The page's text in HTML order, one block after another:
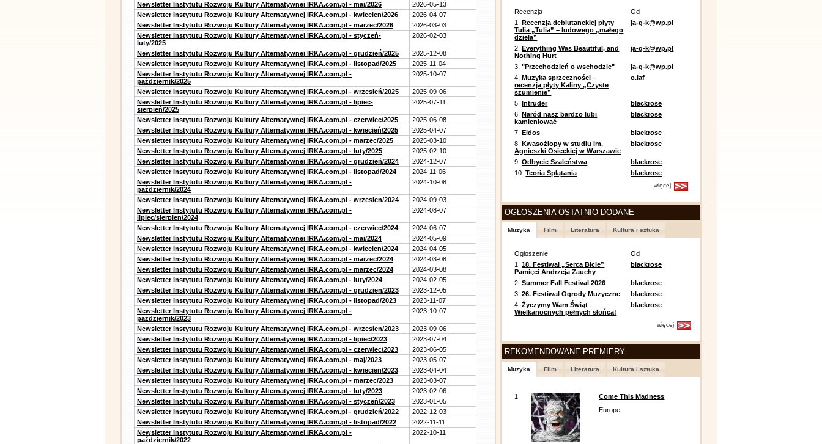
Newsletter Instytutu Rozwoju Kultury Alternatywnej IRKA.com.pl - maj/2026
2026-05-13
Newsletter Instytutu Rozwoju Kultury Alternatywnej IRKA.com.pl - kwiecien/2026
2026-04-07
Newsletter Instytutu Rozwoju Kultury Alternatywnej IRKA.com.pl - marzec/2026
2026-03-03
Newsletter Instytutu Rozwoju Kultury Alternatywnej IRKA.com.pl - styczeń-
luty/2025
2026-02-03
Newsletter Instytutu Rozwoju Kultury Alternatywnej IRKA.com.pl - grudzień/2025
2025-12-08
Newsletter Instytutu Rozwoju Kultury Alternatywnej IRKA.com.pl - listopad/2025
2025-11-04
Newsletter Instytutu Rozwoju Kultury Alternatywnej IRKA.com.pl -
październik/2025
2025-10-07
Newsletter Instytutu Rozwoju Kultury Alternatywnej IRKA.com.pl - wrzesień/2025
2025-09-06
Newsletter Instytutu Rozwoju Kultury Alternatywnej IRKA.com.pl - lipiec-
sierpień/2025
2025-07-11
Newsletter Instytutu Rozwoju Kultury Alternatywnej IRKA.com.pl - czerwiec/2025
2025-06-08
Newsletter Instytutu Rozwoju Kultury Alternatywnej IRKA.com.pl - kwiecień/2025
2025-04-07
Newsletter Instytutu Rozwoju Kultury Alternatywnej IRKA.com.pl - marzec/2025
2025-03-10
Newsletter Instytutu Rozwoju Kultury Alternatywnej IRKA.com.pl - luty/2025
2025-02-10
Newsletter Instytutu Rozwoju Kultury Alternatywnej IRKA.com.pl - grudzień/2024
2024-12-07
Newsletter Instytutu Rozwoju Kultury Alternatywnej IRKA.com.pl - listopad/2024
2024-11-06
Newsletter Instytutu Rozwoju Kultury Alternatywnej IRKA.com.pl -
październik/2024
2024-10-08
Newsletter Instytutu Rozwoju Kultury Alternatywnej IRKA.com.pl - wrzesien/2024
2024-09-03
Newsletter Instytutu Rozwoju Kultury Alternatywnej IRKA.com.pl -
lipiec/sierpien/2024
2024-08-07
Newsletter Instytutu Rozwoju Kultury Alternatywnej IRKA.com.pl - czerwiec/2024
2024-06-07
Newsletter Instytutu Rozwoju Kultury Alternatywnej IRKA.com.pl - maj/2024
2024-05-09
Newsletter Instytutu Rozwoju Kultury Alternatywnej IRKA.com.pl - kwiecien/2024
2024-04-05
Newsletter Instytutu Rozwoju Kultury Alternatywnej IRKA.com.pl - marzec/2024
2024-03-08
Newsletter Instytutu Rozwoju Kultury Alternatywnej IRKA.com.pl - marzec/2024
2024-03-08
Newsletter Instytutu Rozwoju Kultury Alternatywnej IRKA.com.pl - luty/2024
2024-02-05
Newsletter Instytutu Rozwoju Kultury Alternatywnej IRKA.com.pl - grudzien/2023
2023-12-05
Newsletter Instytutu Rozwoju Kultury Alternatywnej IRKA.com.pl - listopad/2023
2023-11-07
Newsletter Instytutu Rozwoju Kultury Alternatywnej IRKA.com.pl -
pazdziernik/2023
2023-10-07
Newsletter Instytutu Rozwoju Kultury Alternatywnej IRKA.com.pl - wrzesien/2023
2023-09-06
Newsletter Instytutu Rozwoju Kultury Alternatywnej IRKA.com.pl - lipiec/2023
2023-07-04
Newsletter Instytutu Rozwoju Kultury Alternatywnej IRKA.com.pl - czerwiec/2023
2023-06-05
Newsletter Instytutu Rozwoju Kultury Alternatywnej IRKA.com.pl - maj/2023
2023-05-07
Newsletter Instytutu Rozwoju Kultury Alternatywnej IRKA.com.pl - kwiecien/2023
2023-04-04
Newsletter Instytutu Rozwoju Kultury Alternatywnej IRKA.com.pl - marzec/2023
2023-03-07
Newsletter Instytutu Rozwoju Kultury Alternatywnej IRKA.com.pl - luty/2023
2023-02-06
Newsletter Instytutu Rozwoju Kultury Alternatywnej IRKA.com.pl - styczeń/2023
2023-01-05
Newsletter Instytutu Rozwoju Kultury Alternatywnej IRKA.com.pl - grudzień/2022
2022-12-03
Newsletter Instytutu Rozwoju Kultury Alternatywnej IRKA.com.pl - listopad/2022
2022-11-11
Newsletter Instytutu Rozwoju Kultury Alternatywnej IRKA.com.pl -
październik/2022
2022-10-11
Recenzja
Od
1.Recenzja debiutanckiej płyty
Tulia „Tulia” – ludowego „małego
dzieła”
ja-g-k@wp.pl
2.Everything Was Beautiful, and
Nothing Hurt
ja-g-k@wp.pl
3."Przechodzień o wschodzie"
ja-g-k@wp.pl
4.Muzyka sprzeczności –
recenzja płyty Kaliny „Czyste
szumienie”
o.laf
5.Intruder
blackrose
6.Naród nasz bardzo lubi
kamieniować
blackrose
7.Eidos
blackrose
8.Kwasożłopy w studiu im.
Agnieszki Osieckiej w Warszawie
blackrose
9.Odbycie Szaleństwa
blackrose
10.Teoria Splątania blackrose
więcej
OGŁOSZENIA OSTATNIO DODANE
Muzyka Film Literatura Kultura i sztuka
Ogłoszenie
Od
1.18. Festiwal „Serca Bicie”
Pamięci Andrzeja Zauchy
blackrose
2.Summer Fall Festival 2026
blackrose
3.26. Festiwal Ogrody Muzyczne
blackrose
4.Życzymy Wam Świąt
Wielkanocnych pełnych słońca!
blackrose
więcej
REKOMENDOWANE PREMIERY
Muzyka Film Literatura Kultura i sztuka
1
Come This Madness
Europe